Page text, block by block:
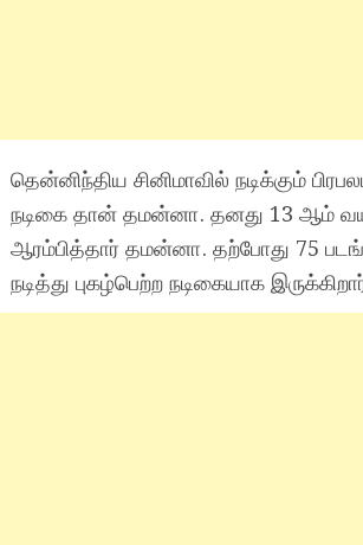
தென்னிந்திய சினிமாவில் நடிக்கும்
நடிகை தான் தமன்னா. தனது 13 ஆம்
ஆரம்பித்தார் தமன்னா. தற்போது 75
நடித்து புகழ்பெற்ற நடிகையாக